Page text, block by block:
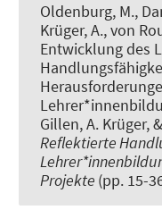
Oldenburg, M.,
Krüger, A., von
Entwicklung des
Gillen, A. Krüger,
Reflektierte
Projekte (pp. 15-